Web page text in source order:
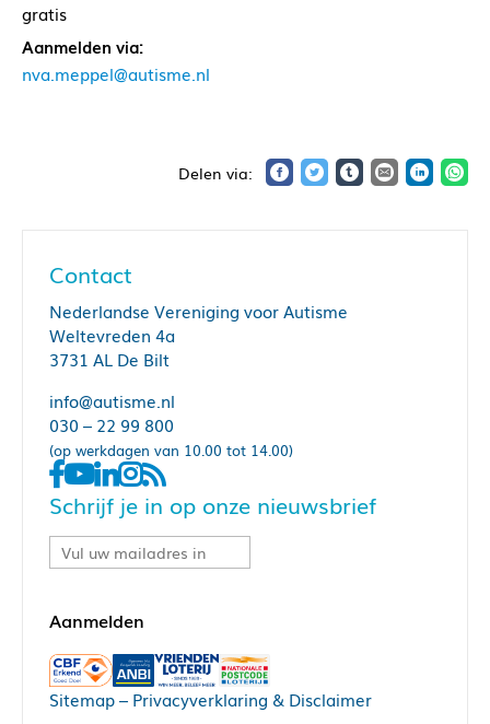
gratis
Aanmelden via:
nva.meppel@autisme.nl
Contact
Nederlandse Vereniging voor Autisme
Weltevreden 4a
3731 AL De Bilt
info@autisme.nl
030 – 22 99 800
(op werkdagen van 10.00 tot 14.00)
Schrijf je in op onze nieuwsbrief
Sitemap– Privacyverklaring & Disclaimer